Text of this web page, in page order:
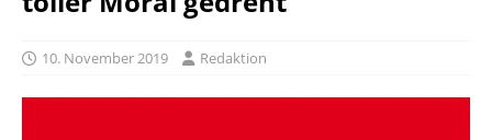
10. November 2019 Redaktion